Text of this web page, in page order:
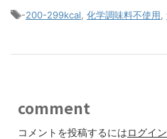
-200-299kcal 化学調味料不使用
comment
コメントを投稿するにはログイン